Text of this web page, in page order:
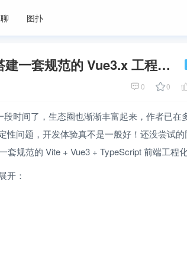
图扑
从 0 开始手把手带你搭建一套规范的 Vue3.x 工程化项目
0 0
时间了，生态圈也渐渐丰富起来，作者已在
性问题，开发体验真不是一般好！还没尝试
规范的 Vite + Vue3 + TypeScript 前端工程化
开：